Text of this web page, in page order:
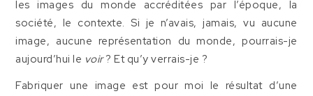
les images du monde accréditées par l’époque, la
société, le contexte. Si je n’avais, jamais, vu aucune
image, aucune représentation du monde, pourrais-je
aujourd’hui le voir? Et qu’y verrais-je ?
Fabriquer une image est pour moi le résultat d’une